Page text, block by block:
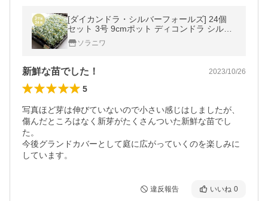
[ダイカンドラ・シルバーフォールズ] 24個
セット 3号 9cmポット ディコンドラ シルバ
ーリーフ グランドカバー 苗 ［Ｈ］
ソラニワ
新鮮な苗でした！ 2023/10/26
5
写真ほど芽は伸びていないので小さい感じはしましたが、
傷んだところはなく新芽がたくさんついた新鮮な苗でし
た。
今後グランドカバーとして庭に広がっていくのを楽しみに
しています。
違反報告 いいね 0